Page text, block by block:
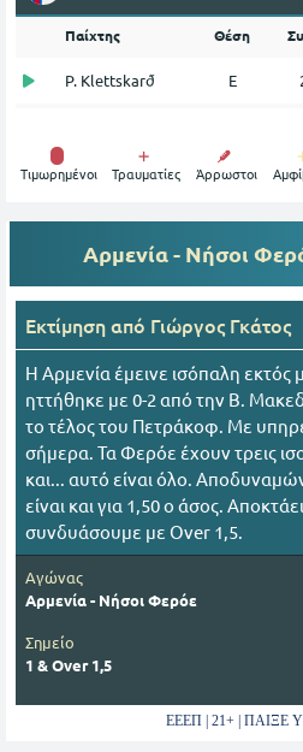
Παίχτης Θέση
P. Klettskarð Ε
Tιμωρημένοι Τραυματίες Άρρωστοι
Αρμενία - Νήσοι
Εκτίμηση από Γιώργος Γκάτος
Η Αρμενία έμεινε ισόπαλη εκτός
ηττήθηκε με 0-2 από την Β.
το τέλος του Πετράκοφ. Με
σήμερα. Τα Φερόε έχουν τρεις
και... αυτό είναι όλο.
είναι και για 1,50 ο άσος.
συνδυάσουμε με Over 1,5.
Αγώνας
Αρμενία - Νήσοι Φερόε
Σημείο
1 & Over 1,5
ΕΕΕΠ | 21+ | ΠΑΙΞΕ